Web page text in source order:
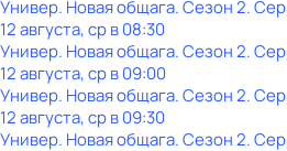
Универ. Новая общага. Сезон 2.
12 августа, ср в 08:30
Универ. Новая общага. Сезон 2.
12 августа, ср в 09:00
Универ. Новая общага. Сезон 2.
12 августа, ср в 09:30
Универ. Новая общага. Сезон 2.